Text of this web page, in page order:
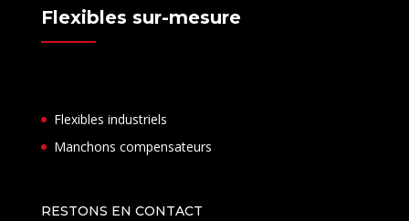
Flexibles sur-mesure
Flexibles industriels
Manchons compensateurs
RESTONS EN CONTACT